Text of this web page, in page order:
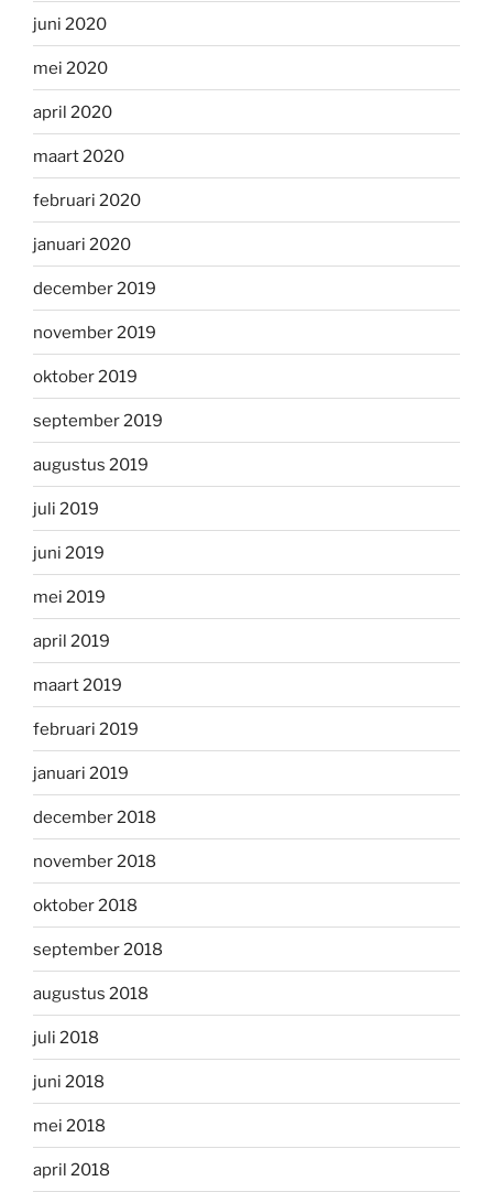
juni 2020
mei 2020
april 2020
maart 2020
februari 2020
januari 2020
december 2019
november 2019
oktober 2019
september 2019
augustus 2019
juli 2019
juni 2019
mei 2019
april 2019
maart 2019
februari 2019
januari 2019
december 2018
november 2018
oktober 2018
september 2018
augustus 2018
juli 2018
juni 2018
mei 2018
april 2018